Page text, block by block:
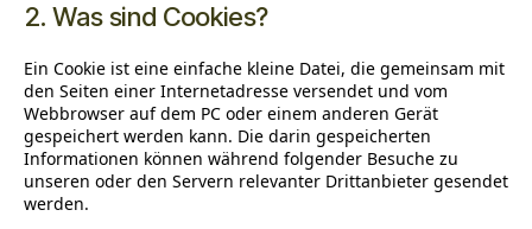
2. Was sind Cookies?
Ein Cookie ist eine einfache kleine Datei, die gemeinsam mit
den Seiten einer Internetadresse versendet und vom
Webbrowser auf dem PC oder einem anderen Gerät
gespeichert werden kann. Die darin gespeicherten
Informationen können während folgender Besuche zu
unseren oder den Servern relevanter Drittanbieter gesendet
werden.